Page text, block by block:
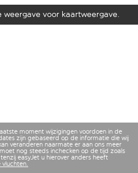
voor kaartweergave.
moment wijzigingen voordoen in de
zijn gebaseerd op de informatie die wij
veranderen naarmate er aan ons meer
nog steeds inchecken op de tijd zoals
easyJet u hierover anders heeft
vluchten.